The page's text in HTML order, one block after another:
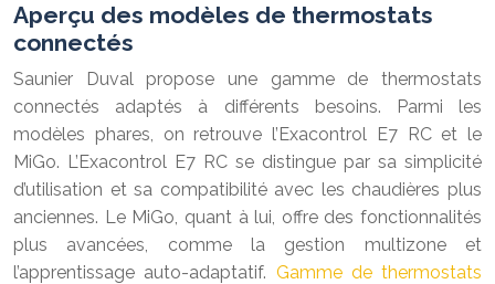
Aperçu des modèles de thermostats
connectés
Saunier Duval propose une gamme de thermostats
connectés adaptés à différents besoins. Parmi les
modèles phares, on retrouve l’Exacontrol E7 RC et le
MiGo. L’Exacontrol E7 RC se distingue par sa simplicité
d’utilisation et sa compatibilité avec les chaudières plus
anciennes. Le MiGo, quant à lui, offre des fonctionnalités
plus avancées, comme la gestion multizone et
l’apprentissage auto-adaptatif. Gamme de thermostats